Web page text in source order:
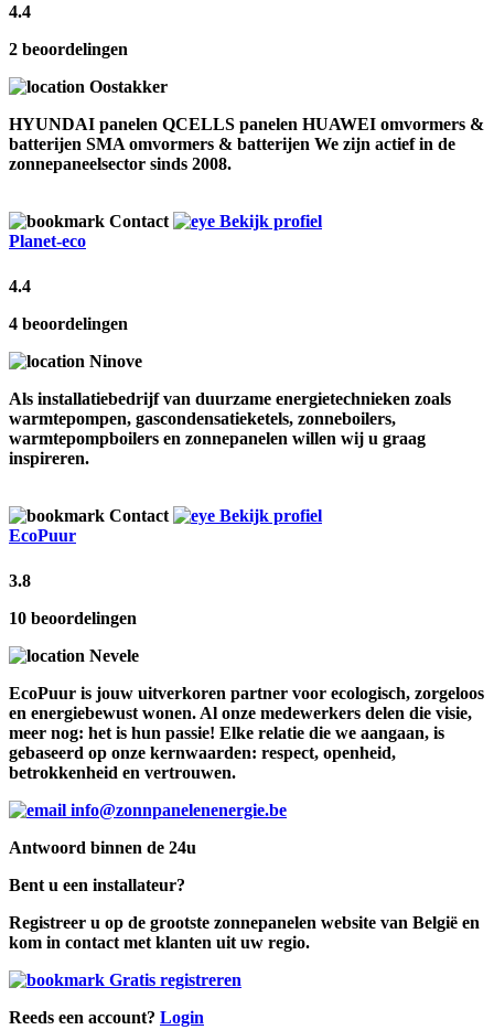
4.4
2 beoordelingen
Oostakker
HYUNDAI panelen QCELLS panelen HUAWEI omvormers &
batterijen SMA omvormers & batterijen We zijn actief in de
zonnepaneelsector sinds 2008.
Contact
Bekijk profiel
Planet-eco
4.4
4 beoordelingen
Ninove
Als installatiebedrijf van duurzame energietechnieken zoals
warmtepompen, gascondensatieketels, zonneboilers,
warmtepompboilers en zonnepanelen willen wij u graag
inspireren.
Contact
Bekijk profiel
EcoPuur
3.8
10 beoordelingen
Nevele
EcoPuur is jouw uitverkoren partner voor ecologisch, zorgeloos
en energiebewust wonen. Al onze medewerkers delen die visie,
meer nog: het is hun passie! Elke relatie die we aangaan, is
gebaseerd op onze kernwaarden: respect, openheid,
betrokkenheid en vertrouwen.
info@zonnpanelenenergie.be
Antwoord binnen de 24u
Bent u een installateur?
Registreer u op de grootste zonnepanelen website van België en
kom in contact met klanten uit uw regio.
Gratis registreren
Reeds een account? Login